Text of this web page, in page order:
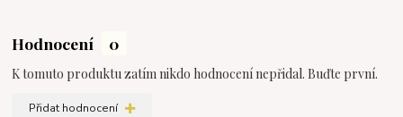
Hodnocení 0
K tomuto produktu zatím nikdo hodnocení nepřidal. Buďte první.
Přidat hodnocení